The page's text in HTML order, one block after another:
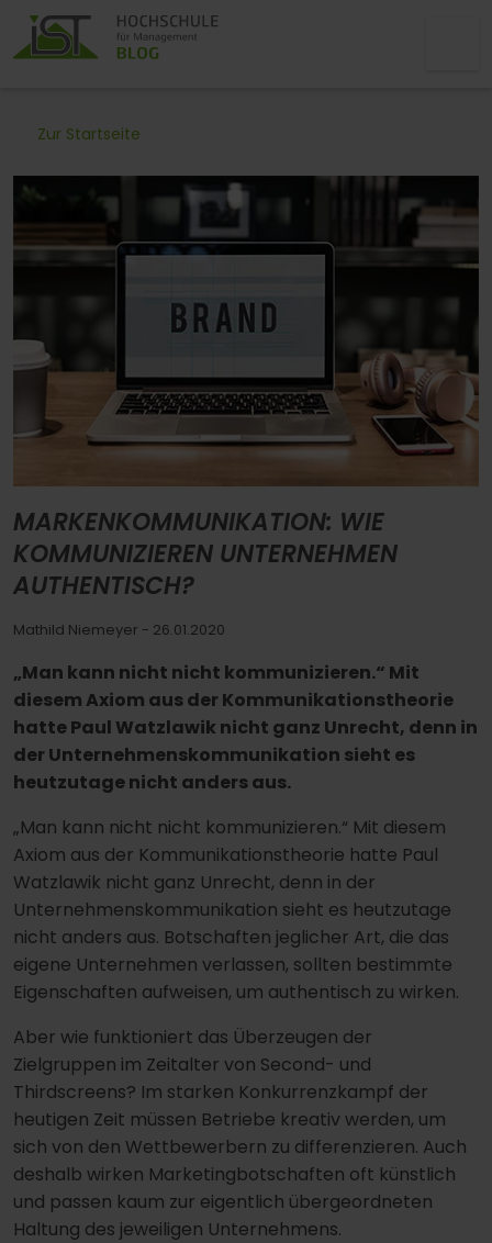
Zur Startseite
MARKENKOMMUNIKATION: WIE
KOMMUNIZIEREN UNTERNEHMEN
AUTHENTISCH?
Mathild Niemeyer - 26.01.2020
„Man kann nicht nicht kommunizieren.“ Mit
diesem Axiom aus der Kommunikationstheorie
hatte Paul Watzlawik nicht ganz Unrecht, denn in
der Unternehmenskommunikation sieht es
heutzutage nicht anders aus.
„Man kann nicht nicht kommunizieren.“ Mit diesem
Axiom aus der Kommunikationstheorie hatte Paul
Watzlawik nicht ganz Unrecht, denn in der
Unternehmenskommunikation sieht es heutzutage
nicht anders aus. Botschaften jeglicher Art, die das
eigene Unternehmen verlassen, sollten bestimmte
Eigenschaften aufweisen, um authentisch zu wirken.
Aber wie funktioniert das Überzeugen der
Zielgruppen im Zeitalter von Second- und
Thirdscreens? Im starken Konkurrenzkampf der
heutigen Zeit müssen Betriebe kreativ werden, um
sich von den Wettbewerbern zu differenzieren. Auch
deshalb wirken Marketingbotschaften oft künstlich
und passen kaum zur eigentlich übergeordneten
Haltung des jeweiligen Unternehmens.